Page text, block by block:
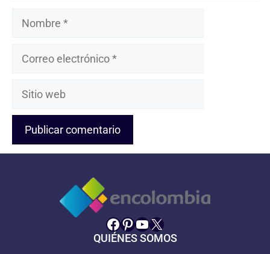
Nombre
Sitio
Facebook
Pinterest
YouTube
X
QUIÉNES SOMOS